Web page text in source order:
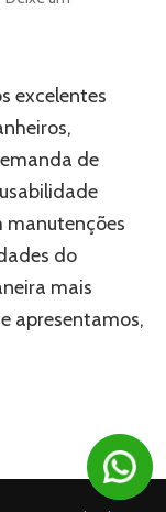
excelentes
de
do
mais
apresentamos,